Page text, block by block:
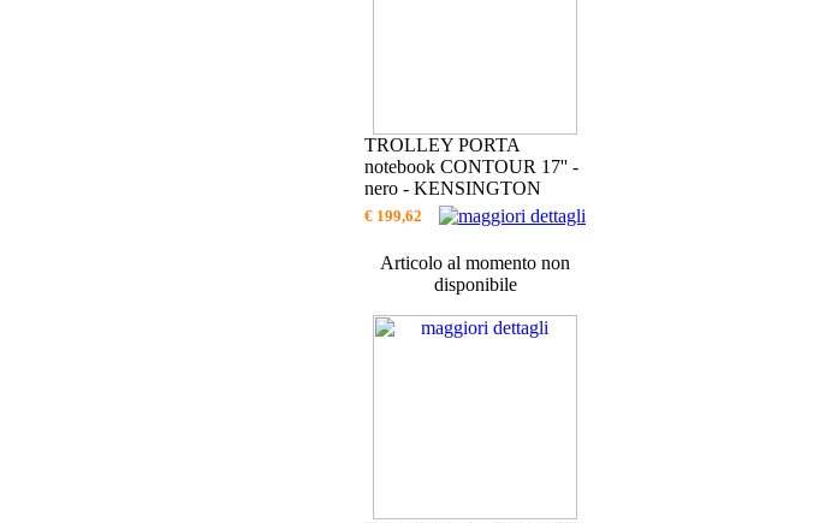
TROLLEY PORTA
notebook CONTOUR 17'' -
nero - KENSINGTON
€ 199,62
Articolo al momento non
disponibile